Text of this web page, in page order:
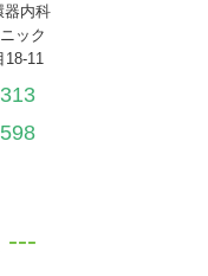
器内科
ック
11
---